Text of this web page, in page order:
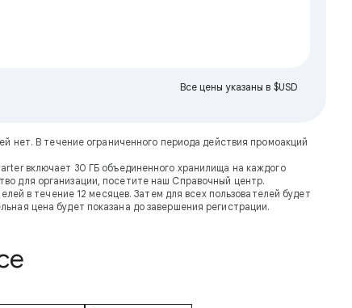
Все цены указаны в $USD
нет. В течение ограниченного периода действия промоакций
включает 30 ГБ объединенного хранилища на каждого
для организации, посетите наш Справочный центр.
в течение 12 месяцев. Затем для всех пользователей будет
цена будет показана до завершения регистрации.